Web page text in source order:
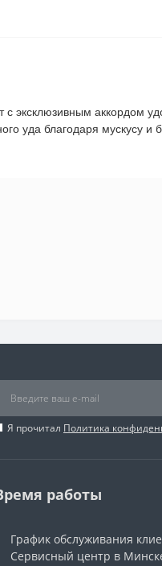
аккордом
уда благодаря мускусу
Я прочитал Политика
работы
График обслуживания
Сервисный центр в